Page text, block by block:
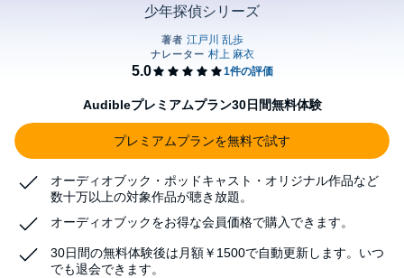
少年探偵シリーズ
Audibleプレミアムプラン30日間無料体験
プレミアムプランを無料で試す
オーディオブック・ポッドキャスト・オリジナル作品など
数十万以上の対象作品が聴き放題。
オーディオブックをお得な会員価格で購入できます。
30日間の無料体験後は月額￥1500で自動更新します。いつ
でも退会できます。